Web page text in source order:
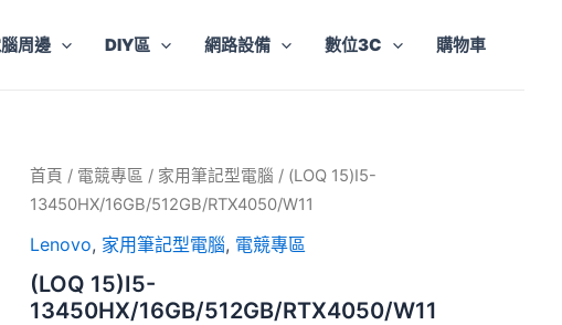
周邊 DIY區 網路設備 數位3C 購物車
首頁 / 電競專區 / 家用筆記型電腦 / (LOQ 15)I5-
13450HX/16GB/512GB/RTX4050/W11
Lenovo, 家用筆記型電腦, 電競專區
(LOQ 15)I5-
13450HX/16GB/512GB/RTX4050/W11
原
始
價
格：
目
(LOQ
13450HX/16GB/512GB/RTX4050/W11
數